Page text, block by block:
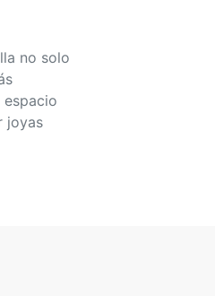
no solo
espacio
joyas